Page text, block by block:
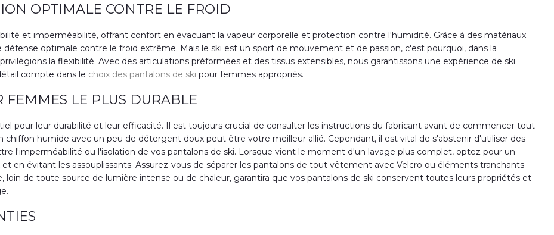
OPTIMALE CONTRE LE FROID
et imperméabilité, offrant confort en évacuant la vapeur corporelle et protection contre l'humidité. Grâce à des matériaux
optimale contre le froid extrême. Mais le ski est un sport de mouvement et de passion, c'est pourquoi, dans la
la flexibilité. Avec des articulations préformées et des tissus extensibles, nous garantissons une expérience de ski
compte dans le choix des pantalons de ski pour femmes appropriés.
FEMMES LE PLUS DURABLE
pour leur durabilité et leur efficacité. Il est toujours crucial de consulter les instructions du fabricant avant de commencer tout
chiffon humide avec un peu de détergent doux peut être votre meilleur allié. Cependant, il est vital de s'abstenir d'utiliser des
l'imperméabilité ou l'isolation de vos pantalons de ski. Lorsque vient le moment d'un lavage plus complet, optez pour un
en évitant les assouplissants. Assurez-vous de séparer les pantalons de tout vêtement avec Velcro ou éléments tranchants
loin de toute source de lumière intense ou de chaleur, garantira que vos pantalons de ski conservent toutes leurs propriétés et